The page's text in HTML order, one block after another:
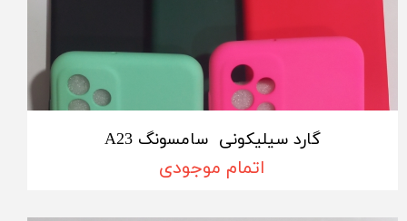
گارد سیلیکونی سامسونگ A23
اتمام موجودی